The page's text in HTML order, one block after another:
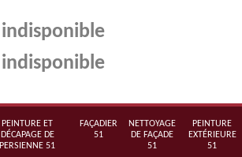
indisponible
indisponible
PEINTURE ET
DÉCAPAGE DE
PERSIENNE 51
FAÇADIER
51
NETTOYAGE
DE FAÇADE
51
PEINTURE
EXTÉRIEURE
51